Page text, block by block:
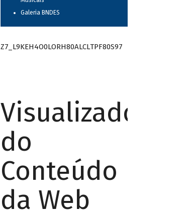
Galeria BNDES
Z7_L9KEH4O0LORH80ALCLTPF80S97
Visualizador
do
Conteúdo
da Web